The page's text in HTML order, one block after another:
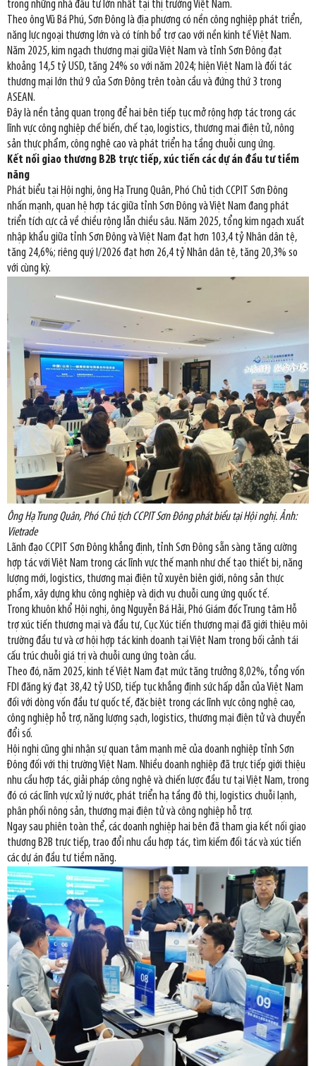
trong những nhà đầu tư lớn nhất tại thị trường Việt Nam.
Theo ông Vũ Bá Phú, Sơn Đông là địa phương có nền công nghiệp phát triển,
năng lực ngoại thương lớn và có tính bổ trợ cao với nền kinh tế Việt Nam.
Năm 2025, kim ngạch thương mại giữa Việt Nam và tỉnh Sơn Đông đạt
khoảng 14,5 tỷ USD, tăng 24% so với năm 2024; hiện Việt Nam là đối tác
thương mại lớn thứ 9 của Sơn Đông trên toàn cầu và đứng thứ 3 trong
ASEAN.
Đây là nền tảng quan trọng để hai bên tiếp tục mở rộng hợp tác trong các
lĩnh vực công nghiệp chế biến, chế tạo, logistics, thương mại điện tử, nông
sản thực phẩm, công nghệ cao và phát triển hạ tầng chuỗi cung ứng.
Kết nối giao thương B2B trực tiếp, xúc tiến các dự án đầu tư tiềm
năng
Phát biểu tại Hội nghị, ông Hạ Trung Quân, Phó Chủ tịch CCPIT Sơn Đông
nhấn mạnh, quan hệ hợp tác giữa tỉnh Sơn Đông và Việt Nam đang phát
triển tích cực cả về chiều rộng lẫn chiều sâu. Năm 2025, tổng kim ngạch xuất
nhập khẩu giữa tỉnh Sơn Đông và Việt Nam đạt hơn 103,4 tỷ Nhân dân tệ,
tăng 24,6%; riêng quý I/2026 đạt hơn 26,4 tỷ Nhân dân tệ, tăng 20,3% so
với cùng kỳ.
Ông Hạ Trung Quân, Phó Chủ tịch CCPIT Sơn Đông phát biểu tại Hội nghị. Ảnh:
Vietrade
Lãnh đạo CCPIT Sơn Đông khẳng định, tỉnh Sơn Đông sẵn sàng tăng cường
hợp tác với Việt Nam trong các lĩnh vực thế mạnh như chế tạo thiết bị, năng
lượng mới, logistics, thương mại điện tử xuyên biên giới, nông sản thực
phẩm, xây dựng khu công nghiệp và dịch vụ chuỗi cung ứng quốc tế.
Trong khuôn khổ Hội nghị, ông Nguyễn Bá Hải, Phó Giám đốc Trung tâm Hỗ
trợ xúc tiến thương mại và đầu tư, Cục Xúc tiến thương mại đã giới thiệu môi
trường đầu tư và cơ hội hợp tác kinh doanh tại Việt Nam trong bối cảnh tái
cấu trúc chuỗi giá trị và chuỗi cung ứng toàn cầu.
Theo đó, năm 2025, kinh tế Việt Nam đạt mức tăng trưởng 8,02%, tổng vốn
FDI đăng ký đạt 38,42 tỷ USD, tiếp tục khẳng định sức hấp dẫn của Việt Nam
đối với dòng vốn đầu tư quốc tế, đặc biệt trong các lĩnh vực công nghệ cao,
công nghiệp hỗ trợ, năng lượng sạch, logistics, thương mại điện tử và chuyển
đổi số.
Hội nghị cũng ghi nhận sự quan tâm mạnh mẽ của doanh nghiệp tỉnh Sơn
Đông đối với thị trường Việt Nam. Nhiều doanh nghiệp đã trực tiếp giới thiệu
nhu cầu hợp tác, giải pháp công nghệ và chiến lược đầu tư tại Việt Nam, trong
đó có các lĩnh vực xử lý nước, phát triển hạ tầng đô thị, logistics chuỗi lạnh,
phân phối nông sản, thương mại điện tử và công nghiệp hỗ trợ.
Ngay sau phiên toàn thể, các doanh nghiệp hai bên đã tham gia kết nối giao
thương B2B trực tiếp, trao đổi nhu cầu hợp tác, tìm kiếm đối tác và xúc tiến
các dự án đầu tư tiềm năng.